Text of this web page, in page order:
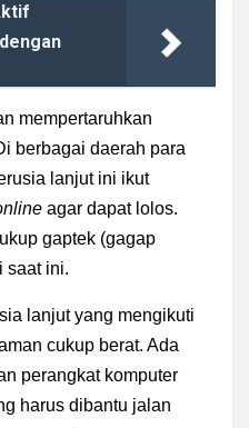
mempertaruhkan
berbagai daerah para
lanjut ini ikut
agar dapat lolos.
gaptek (gagap
saat ini.
lanjut yang mengikuti
cukup berat. Ada
perangkat komputer
harus dibantu jalan